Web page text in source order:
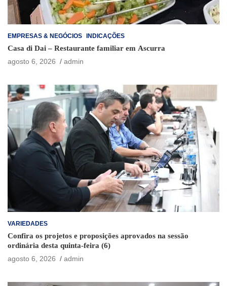
EMPRESAS & NEGÓCIOS INDICAÇÕES
Casa di Dai – Restaurante familiar em Ascurra
agosto 6, 2026
admin
VARIEDADES
Confira os projetos e proposições aprovados na sessão
ordinária desta quinta-feira (6)
agosto 6, 2026
admin